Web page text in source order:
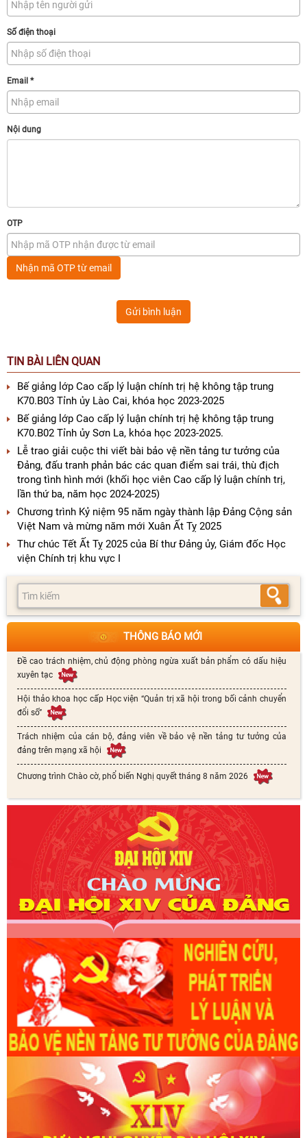
Số điện thoại
Email *
Nội dung
OTP
Nhận mã OTP từ email
Gửi bình luận
TIN BÀI LIÊN QUAN
Bế giảng lớp Cao cấp lý luận chính trị hệ không tập trung
K70.B03 Tỉnh ủy Lào Cai, khóa học 2023-2025
Bế giảng lớp Cao cấp lý luận chính trị hệ không tập trung
K70.B02 Tỉnh ủy Sơn La, khóa học 2023-2025.
Lễ trao giải cuộc thi viết bài bảo vệ nền tảng tư tưởng của
Đảng, đấu tranh phản bác các quan điểm sai trái, thù địch
trong tình hình mới (khối học viên Cao cấp lý luận chính trị,
lần thứ ba, năm học 2024-2025)
Chương trình Kỷ niệm 95 năm ngày thành lập Đảng Cộng sản
Việt Nam và mừng năm mới Xuân Ất Tỵ 2025
Thư chúc Tết Ất Tỵ 2025 của Bí thư Đảng ủy, Giám đốc Học
viện Chính trị khu vực I
THÔNG BÁO MỚI
Đề cao trách nhiệm, chủ động phòng ngừa xuất bản phẩm có dấu hiệu
xuyên tạc
Hội thảo khoa học cấp Học viện “Quản trị xã hội trong bối cảnh chuyển
đổi số”
Trách nhiệm của cán bộ, đảng viên về bảo vệ nền tảng tư tưởng của
đảng trên mạng xã hội
Chương trình Chào cờ, phổ biến Nghị quyết tháng 8 năm 2026